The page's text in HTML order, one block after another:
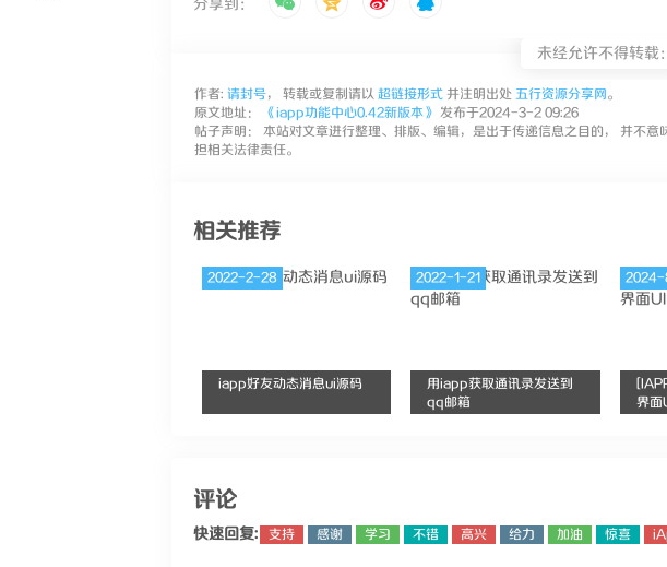
分享到：
未经允许不得转载：
作者: 请封号， 转载或复制请以 超链接形式 并注明出处 五行资源分享网。
原文地址：
《iapp功能中心0.42新版本》 发布于2024-3-2 09:26
帖子声明： 本站对文章进行整理、排版、编辑，是出于传递信息之目的， 并不
担相关法律责任。
相关推荐
iapp好友动态消息ui源码
2022-2-28
用iapp获取通讯录发送到
qq邮箱
2022-1-21
界面
2024-
评论
快速回复: 支持 感谢 学习 不错 高兴 给力 加油 惊喜